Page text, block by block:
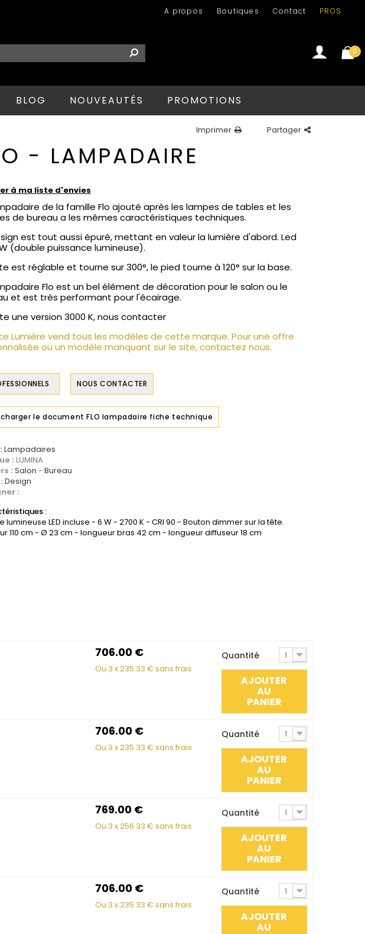
A propos Boutiques Contact PROS
0
BLOG NOUVEAUTÉS PROMOTIONS
Imprimer Partager
- LAMPADAIRE
à ma liste d'envies
de la famille Flo ajouté après les lampes de tables et les
de bureau a les mêmes caractéristiques techniques.
est tout aussi épuré, mettant en valeur la lumière d'abord. Led
(double puissance lumineuse).
est réglable et tourne sur 300°, le pied tourne à 120° sur la base.
Flo est un bel élément de décoration pour le salon ou le
et est très performant pour l'écairage.
une version 3000 K, nous contacter
Lumière vend tous les modèles de cette marque. Pour une offre
ou un modèle manquant sur le site, contactez nous.
NOUS CONTACTER
le document FLO lampadaire fiche technique
Lampadaires
: LUMINA
: Salon
Bureau
Design
:
:
lumineuse LED incluse - 6 W - 2700 K - CRI 90 - Bouton dimmer sur la tête.
110 cm - Ø 23 cm - longueur bras 42 cm - longueur diffuseur 18 cm
706.00€
Ou 3 x235.33 € sans frais
Quantité 1
AJOUTER
AU
PANIER
706.00€
Ou 3 x235.33 € sans frais
Quantité 1
AJOUTER
AU
PANIER
769.00€
Ou 3 x256.33 € sans frais
Quantité 1
AJOUTER
AU
PANIER
706.00€
Ou 3 x235.33 € sans frais
Quantité 1
AJOUTER
AU